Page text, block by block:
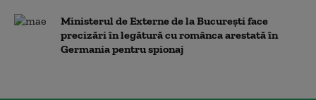
Ministerul de Externe de la București face
precizări în legătură cu românca arestată în
Germania pentru spionaj